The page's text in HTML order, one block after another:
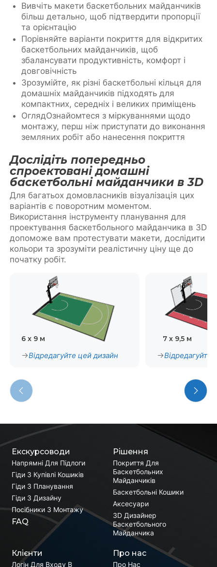
Вивчіть макети баскетбольних майданчиків
більш детально, щоб підтвердити пропорції
та орієнтацію
Порівняйте варіанти покриття для відкритих
баскетбольних майданчиків, щоб
збалансувати продуктивність, комфорт і
довговічність
Зрозумійте, як різні баскетбольні кільця для
домашніх майданчиків підходять для
компактних, середніх і великих приміщень
ОглядОзнайомтеся з міркуваннями щодо
монтажу, перш ніж приступати до виконання
земляних робіт або нанесення покриття
Дослідіть попередньо
спроектовані домашні
баскетбольні майданчики в 3D
Для багатьох домовласників візуалізація цих
варіантів є поворотним моментом.
Використання інструменту планування для
проектування баскетбольного майданчика в 3D
допоможе вам протестувати макети, дослідити
кольори та зрозуміти реалістичну ціну ще до
початку робіт.
6 x 9 м
Відредагуйте цей дизайн
7 х 9,5 м
Відредагуйте
Рішення
Покриття Для
Баскетбольних
Майданчиків
Баскетбольні Кошики
Аксесуари
3D Дизайнер
Баскетбольного
Майданчика
Екскурсоводи
Напрямні Для Підлоги
Гіди З Купівлі Кошиків
Гіди З Планування
Гіди З Дизайну
Посібники З Монтажу
FAQ
Клієнти
Логін Для Входу В
Про нас
Про Нас